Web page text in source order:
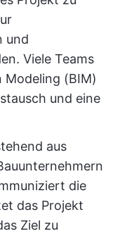
und
Viele Teams
(BIM)
und eine
aus
die
das Projekt
Ziel zu